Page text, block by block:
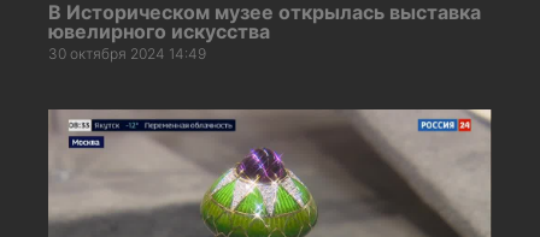
В Историческом музее открылась выставка
ювелирного искусства
30 октября 2024 14:49